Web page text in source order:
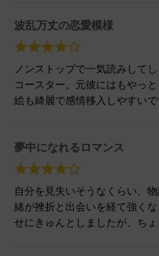
波乱万丈の恋愛模様
ノンストップで一気読みして
コースター。元彼にはもやっ
絵も綺麗で感情移入しやすい
夢中になれるロマンス
自分を見失いそうなくらい、
緒が挫折と出会いを経て強く
せにきゅんとしましたが、ち